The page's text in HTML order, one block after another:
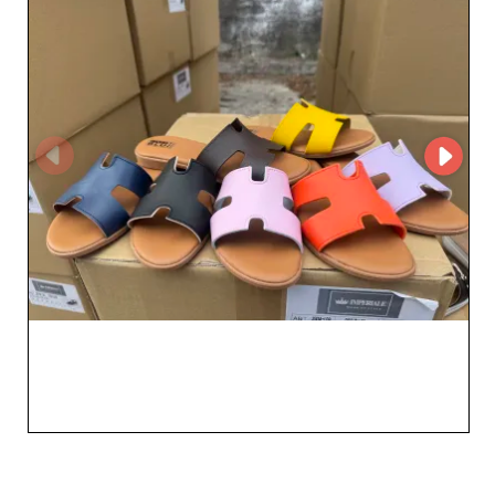
Calzature come partner per la sua affidabilità, l'ampia
scelta e gli stili all'avanguardia richiesti dal tuo mercato.